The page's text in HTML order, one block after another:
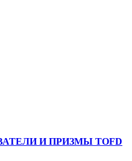
И ПРИЗМЫ TOFD